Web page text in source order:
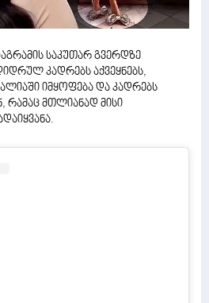
საკუთარ გვერდზე
კადრებს აქვეყნებს,
იმყოფება და კადრებს
რამაც მთლიანად მისი